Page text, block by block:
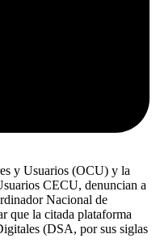
y Usuarios (OCU) y la
CECU, denuncian a
Nacional de
que la citada plataforma
(DSA, por sus siglas